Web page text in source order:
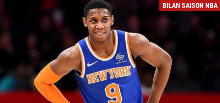
BILAN SAISON NBA